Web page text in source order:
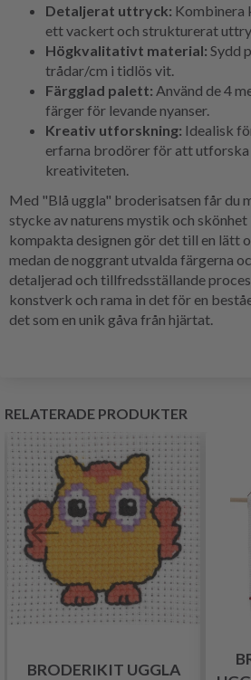
Detaljerat uttryck: Kombinera
ett vackert och strukturerat
Högkvalitativt material: Sydd
trådar/cm i tidlös vit.
Färgglad palett: Använd de 4
färger för levande nyanser.
Kreativ utforskning: Idealisk
erfarna brodörer för att utforska
kreativiteten.
Med "Blå uggla" broderisatsen får du
stycke av naturens mystik och skönhet
kompakta designen gör det till en lätt
medan de noggrant utvalda färgerna
detaljerad och tillfredsställande
konstverk och rama in det för en
det som en unik gåva från hjärtat.
RELATERADE PRODUKTER
BRODERIKIT UGGLA